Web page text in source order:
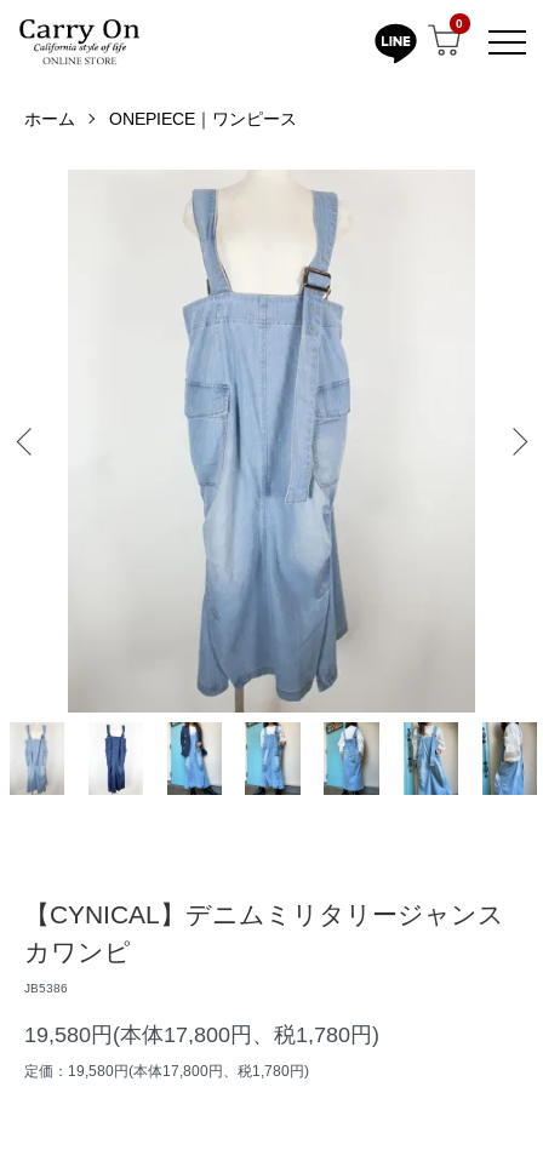
0
ホーム ONEPIECE｜ワンピース
【CYNICAL】デニムミリタリージャンス
カワンピ
JB5386
19,580円(本体17,800円、税1,780円)
定価：19,580円(本体17,800円、税1,780円)